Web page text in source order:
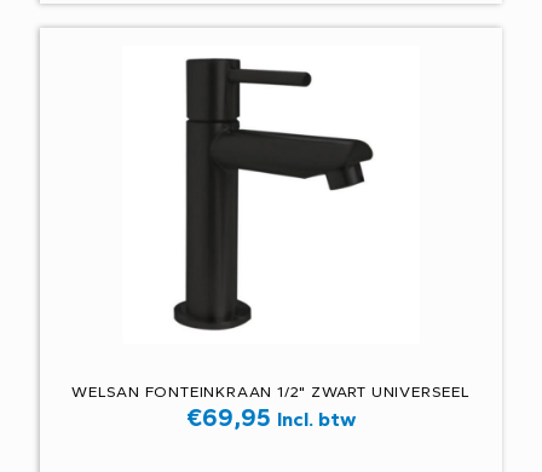
WELSAN FONTEINKRAAN 1/2" ZWART UNIVERSEEL
€69,95 Incl. btw